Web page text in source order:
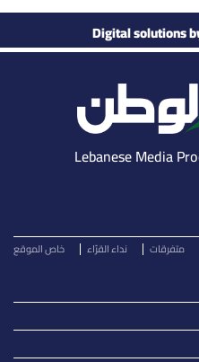
Digital solutions
متفرقات نداء القرّاء خاص الموقع